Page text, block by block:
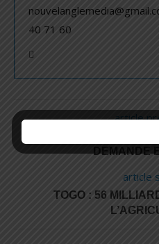
40 71 60
article
SÉCURISATION
DEMANDE
article
TOGO : 56